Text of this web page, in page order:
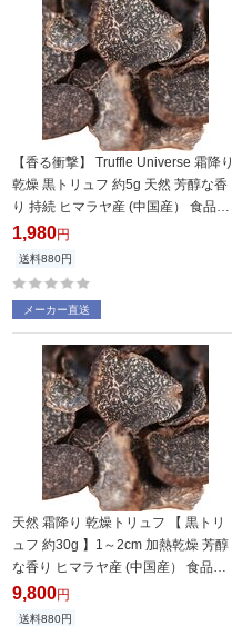
【香る衝撃】 Truffle Universe 霜降り
乾燥 黒トリュフ 約5g 天然 芳醇な香
り 持続 ヒマラヤ産 (中国産） 食品安
全検定合格 日本人品質管理 スライス
済み 長期保存 使い方無限大 加熱乾燥
1,980円
送料880円
メーカー直送
天然 霜降り 乾燥トリュフ 【 黒トリ
ュフ 約30g 】1～2cm 加熱乾燥 芳醇
な香り ヒマラヤ産 (中国産） 食品安
全検定合格 日本人による品質管理 高
級 食材 世界三大珍味 ギフト truffle
9,800円
送料880円